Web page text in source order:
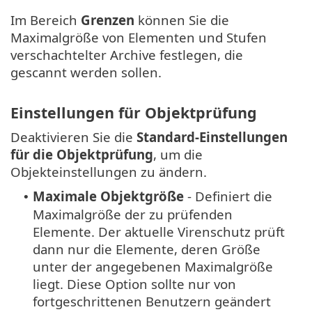
Im Bereich Grenzen können Sie die
Maximalgröße von Elementen und Stufen
verschachtelter Archive festlegen, die
gescannt werden sollen.
Einstellungen für Objektprüfung
Deaktivieren Sie die Standard-Einstellungen
für die Objektprüfung, um die
Objekteinstellungen zu ändern.
• Maximale Objektgröße - Definiert die
Maximalgröße der zu prüfenden
Elemente. Der aktuelle Virenschutz prüft
dann nur die Elemente, deren Größe
unter der angegebenen Maximalgröße
liegt. Diese Option sollte nur von
fortgeschrittenen Benutzern geändert